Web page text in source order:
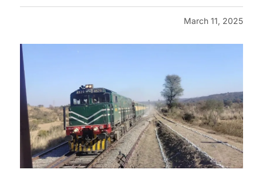
March 11, 2025